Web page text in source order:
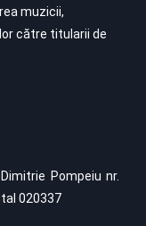
muzicii,
către titularii de
Pompeiu nr.
020337